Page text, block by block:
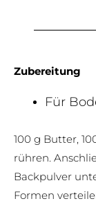
Zubereitung
Für
100 g Butter,
rühren.
Backpulver
Formen